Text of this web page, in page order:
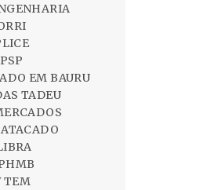
EM BAURU
TADEU
TEM